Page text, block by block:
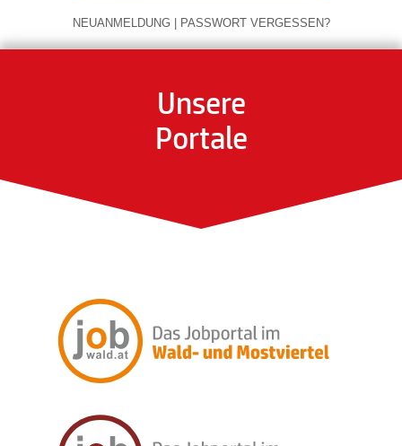
NEUANMELDUNG | PASSWORT VERGESSEN?
Unsere
Portale